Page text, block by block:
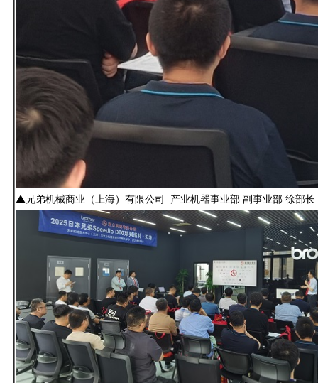
▲兄弟机械商业（上海）有限公司 产业机器事业部 副事业部 徐部长